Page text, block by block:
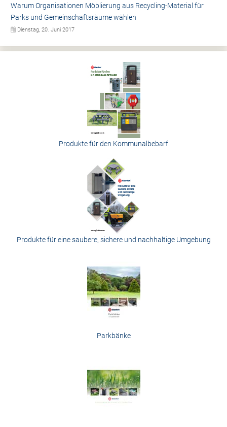
Warum Organisationen Möblierung aus Recycling-Material für
Parks und Gemeinschaftsräume wählen
Dienstag, 20. Juni 2017
Produkte für den Kommunalbebarf
Produkte für eine saubere, sichere und nachhaltige Umgebung
Parkbänke